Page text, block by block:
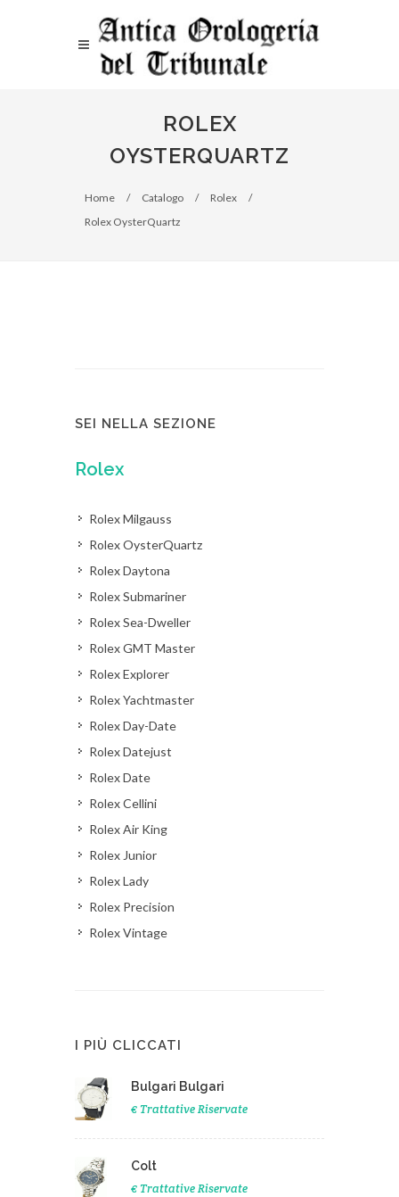
ROLEX
OYSTERQUARTZ
Home / Catalogo / Rolex
/
Rolex OysterQuartz
SEI NELLA SEZIONE
Rolex
Rolex Milgauss
Rolex OysterQuartz
Rolex Daytona
Rolex Submariner
Rolex Sea-Dweller
Rolex GMT Master
Rolex Explorer
Rolex Yachtmaster
Rolex Day-Date
Rolex Datejust
Rolex Date
Rolex Cellini
Rolex Air King
Rolex Junior
Rolex Lady
Rolex Precision
Rolex Vintage
I PIÙ CLICCATI
Bulgari Bulgari
€ Trattative Riservate
Colt
€ Trattative Riservate